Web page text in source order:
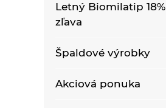
Letný Biomilatip 18%
zľava
Špaldové výrobky
Akciová ponuka